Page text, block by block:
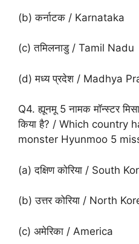
(b) कर्नाटक / Karnataka
(c) तमिलनाडु / Tamil Nadu
(d) मध्य प्रदेश / Madhya
Q4. ह्यूनमू 5 नामक मॉन्स्टर
किया है? / Which country
monster Hyunmoo 5
(a) दक्षिण कोरिया / South
(b) उत्तर कोरिया / North
(c) अमेरिका / America